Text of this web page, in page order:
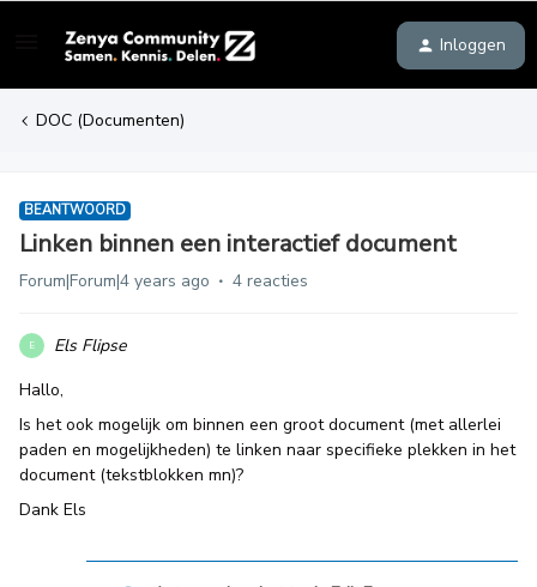
Inloggen
DOC (Documenten)
BEANTWOORD
Linken binnen een interactief document
Forum|Forum|4 years ago 4 reacties
E
Els Flipse
Hallo,
Is het ook mogelijk om binnen een groot document (met allerlei
paden en mogelijkheden) te linken naar specifieke plekken in het
document (tekstblokken mn)?
Dank Els